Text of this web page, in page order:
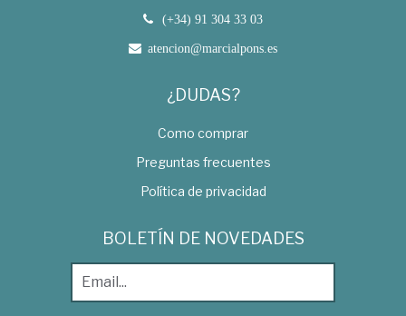
(+34) 91 304 33 03
atencion@marcialpons.es
¿DUDAS?
Como comprar
Preguntas frecuentes
Política de privacidad
BOLETÍN DE NOVEDADES